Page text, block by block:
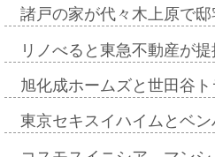
諸戸の家が代々木上原で
リノべると東急不動産が
旭化成ホームズと世田谷
東京セキスイハイムとベ